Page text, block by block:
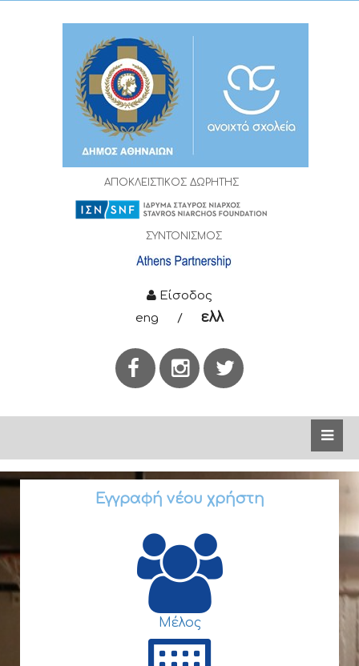
ΑΠΟΚΛΕΙΣΤΙΚΟΣ ΔΩΡΗΤΗΣ
ΣΥΝΤΟΝΙΣΜΟΣ
Είσοδος
eng
/ ελλ
Εγγραφή νέου χρήστη
Μέλος